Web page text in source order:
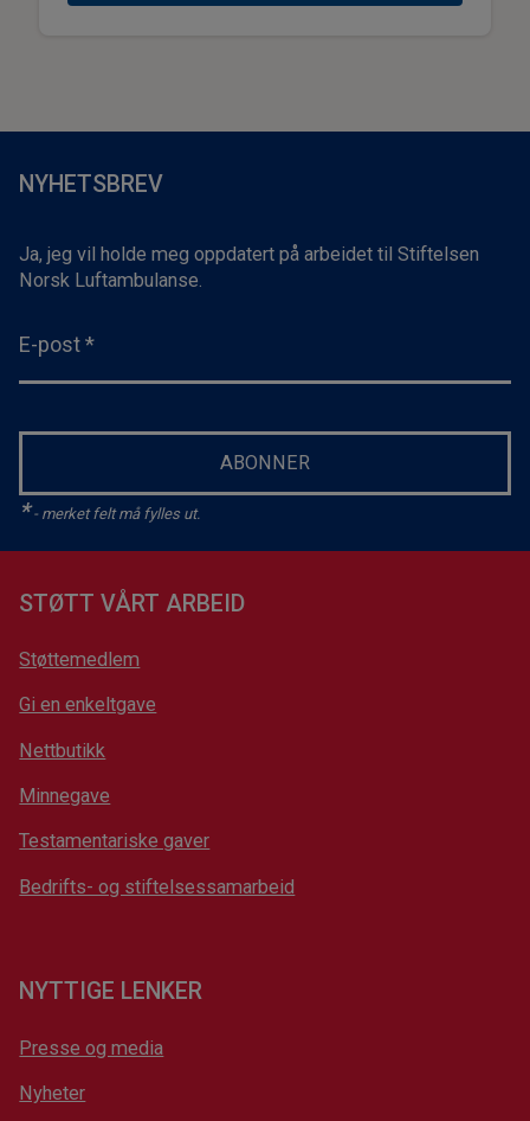
NYHETSBREV
Ja, jeg vil holde meg oppdatert på arbeidet til Stiftelsen
Norsk Luftambulanse.
E-post *
ABONNER
*- merket felt må fylles ut.
STØTT VÅRT ARBEID
Støttemedlem
Gi en enkeltgave
Nettbutikk
Minnegave
Testamentariske gaver
Bedrifts- og stiftelsessamarbeid
NYTTIGE LENKER
Presse og media
Nyheter